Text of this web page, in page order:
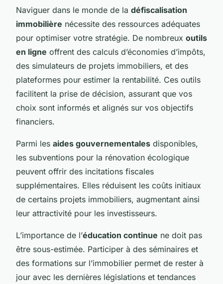
Naviguer dans le monde de la défiscalisation
immobilière nécessite des ressources adéquates
pour optimiser votre stratégie. De nombreux outils
en ligne offrent des calculs d’économies d’impôts,
des simulateurs de projets immobiliers, et des
plateformes pour estimer la rentabilité. Ces outils
facilitent la prise de décision, assurant que vos
choix sont informés et alignés sur vos objectifs
financiers.
Parmi les aides gouvernementales disponibles,
les subventions pour la rénovation écologique
peuvent offrir des incitations fiscales
supplémentaires. Elles réduisent les coûts initiaux
de certains projets immobiliers, augmentant ainsi
leur attractivité pour les investisseurs.
L’importance de l’éducation continue ne doit pas
être sous-estimée. Participer à des séminaires et
des formations sur l’immobilier permet de rester à
jour avec les dernières législations et tendances